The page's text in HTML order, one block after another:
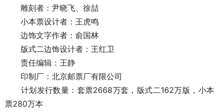
雕刻者：尹晓飞、徐喆
小本票设计者：王虎鸣
边饰文字作者：俞国林
版式二边饰设计者：王红卫
责任编辑：王静
印制厂：北京邮票厂有限公司
计划发行数量：套票2668万套，版式二162万版，小本
票280万本